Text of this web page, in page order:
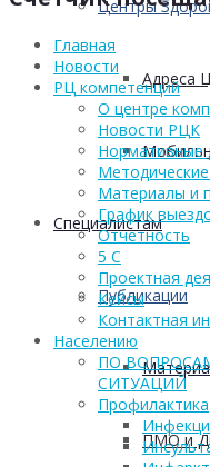
Центры
Адреса
Cпециалистам
Публикации
ПМО и
Главная
Новости
РЦ компетенций
О центре
Новости РЦК
Нормативные
Материалы и
График
Отчетность
5 С
Проектная
Кейсы
Контактная
Населению
ПО
СИТУАЦИЙ
Профилактика